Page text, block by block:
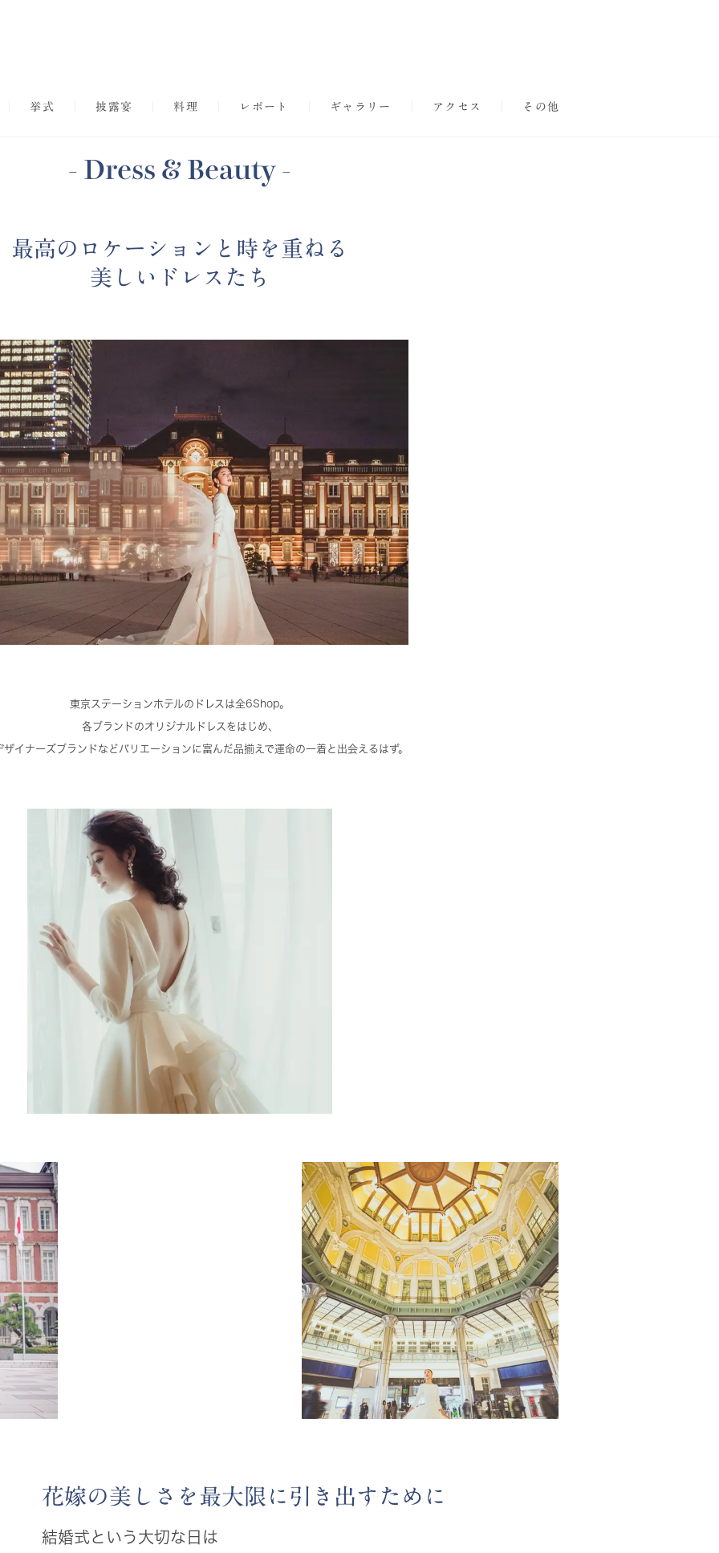
挙式 披露宴 料理 レポート ギャラリー アクセス その他
- Dress & Beauty -
最高のロケーションと時を重ねる
美しいドレスたち
東京ステーションホテルのドレスは全6Shop。
各ブランドのオリジナルドレスをはじめ、
ザイナーズブランドなどバリエーションに富んだ品揃えで運命の一着と出会えるはず。
花嫁の美しさを最大限に引き出すために
結婚式という大切な日は